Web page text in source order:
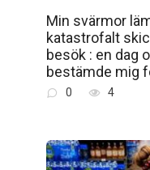
Min svärmor
katastrofalt
besök : en dag
bestämde mig
0 4